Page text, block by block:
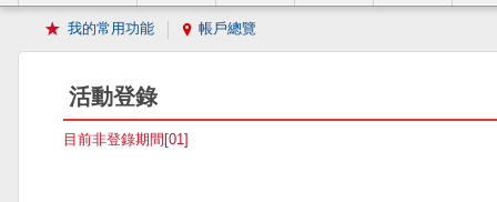
我的常用功能 帳戶總覽
活動登錄
目前非登錄期間[01]